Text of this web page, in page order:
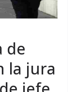
de
la jura